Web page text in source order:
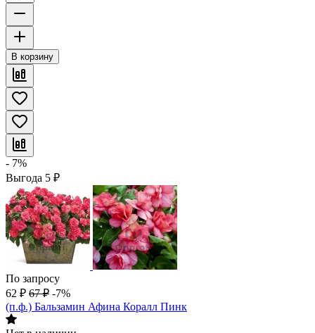
В корзину
- 7%
Выгода 5 ₽
По запросу
62 ₽ 67 ₽ -7%
(п.ф.) Бальзамин Афина Коралл Пинк